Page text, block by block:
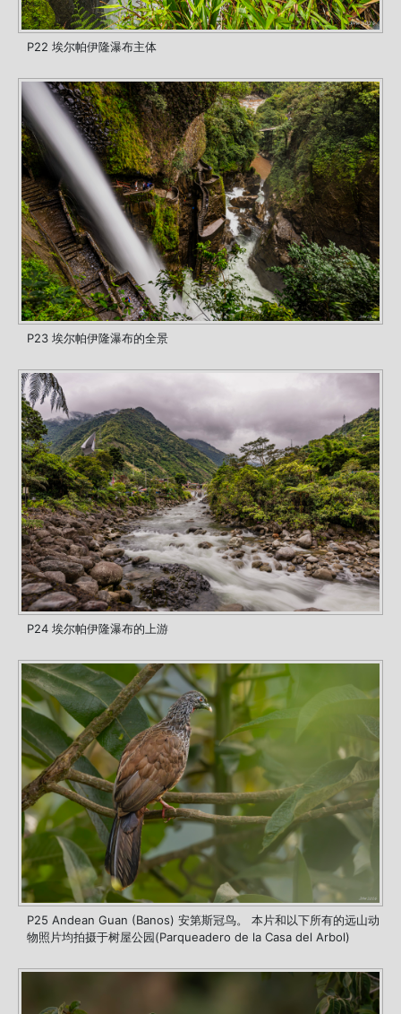
P22 埃尔帕伊隆瀑布主体
P23 埃尔帕伊隆瀑布的全景
P24 埃尔帕伊隆瀑布的上游
P25 Andean Guan (Banos) 安第斯冠鸟。 本片和以下所有的远山动
物照片均拍摄于树屋公园(Parqueadero de la Casa del Arbol)